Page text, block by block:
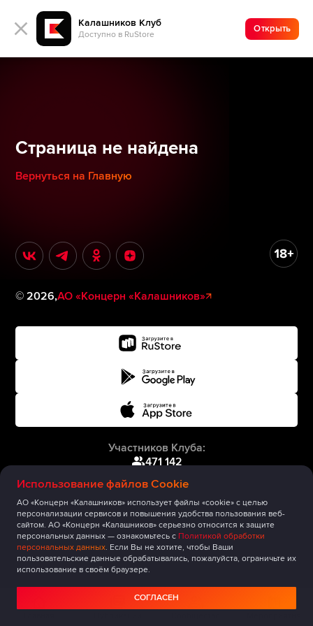
Калашников Клуб
Доступно в RuStore
Открыть
Использование файлов Cookie
АО «Концерн «Калашников» использует файлы «cookie» с целью
персонализации сервисов и повышения удобства пользования веб-
сайтом. АО «Концерн «Калашников» серьезно относится к защите
персональных данных — ознакомьтесь с Политикой обработки
персональных данных. Если Вы не хотите, чтобы Ваши
пользовательские данные обрабатывались, пожалуйста, ограничьте их
использование в своём браузере.
СОГЛАСЕН
Страница не найдена
Вернуться на Главную
©2026,АО «Концерн «Калашников»
Участников Клуба:
471 142